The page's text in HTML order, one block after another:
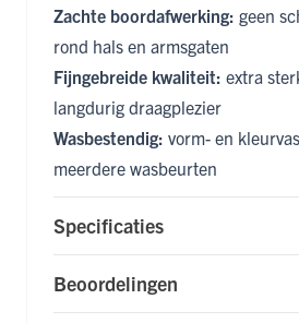
Zachte boordafwerking: geen
rond hals en armsgaten
Fijngebreide kwaliteit: extra
langdurig draagplezier
Wasbestendig: vorm- en
meerdere wasbeurten
Specificaties
Beoordelingen